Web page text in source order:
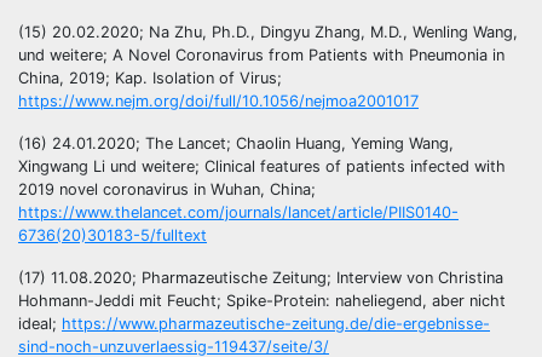
(15) 20.02.2020; Na Zhu, Ph.D., Dingyu Zhang, M.D., Wenling Wang,
und weitere; A Novel Coronavirus from Patients with Pneumonia in
China, 2019; Kap. Isolation of Virus;
https://www.nejm.org/doi/full/10.1056/nejmoa2001017
(16) 24.01.2020; The Lancet; Chaolin Huang, Yeming Wang,
Xingwang Li und weitere; Clinical features of patients infected with
2019 novel coronavirus in Wuhan, China;
https://www.thelancet.com/journals/lancet/article/PIIS0140-
6736(20)30183-5/fulltext
(17) 11.08.2020; Pharmazeutische Zeitung; Interview von Christina
Hohmann-Jeddi mit Feucht; Spike-Protein: naheliegend, aber nicht
ideal; https://www.pharmazeutische-zeitung.de/die-ergebnisse-
sind-noch-unzuverlaessig-119437/seite/3/